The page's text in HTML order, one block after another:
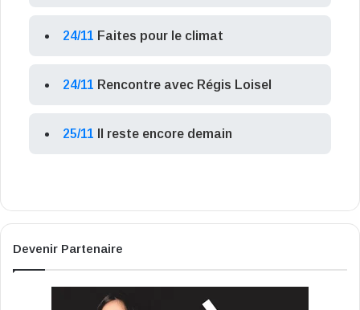
24/11 Faites pour le climat
24/11 Rencontre avec Régis Loisel
25/11 Il reste encore demain
Devenir Partenaire